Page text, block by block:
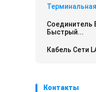
Соединитель
Быстрый...
Кабель Сети
Контакты